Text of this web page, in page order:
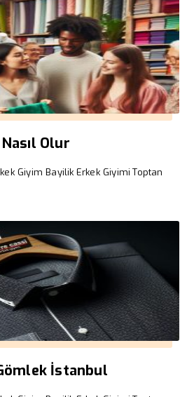
Olur
Giyim Bayilik Erkek Giyimi Toptan
İstanbul